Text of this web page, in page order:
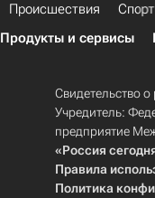
Происшествия Спорт
Продукты и сервисы
Свидетельство
Учредитель:
предприятие
«Россия
Правила
Политика